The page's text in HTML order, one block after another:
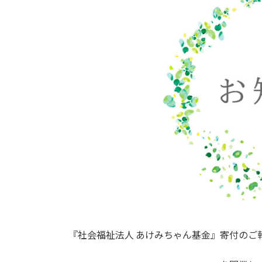
『社会福祉法人 あけみちゃん基金』寄付のご